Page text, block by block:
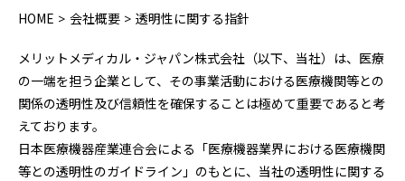
HOME 会社概要 透明性に関する指針
メリットメディカル・ジャパン株式会社（以下、当社）は、医療
の一端を担う企業として、その事業活動における医療機関等との
関係の透明性及び信頼性を確保することは極めて重要であると考
えております。
日本医療機器産業連合会による「医療機器業界における医療機関
等との透明性のガイドライン」のもとに、当社の透明性に関する